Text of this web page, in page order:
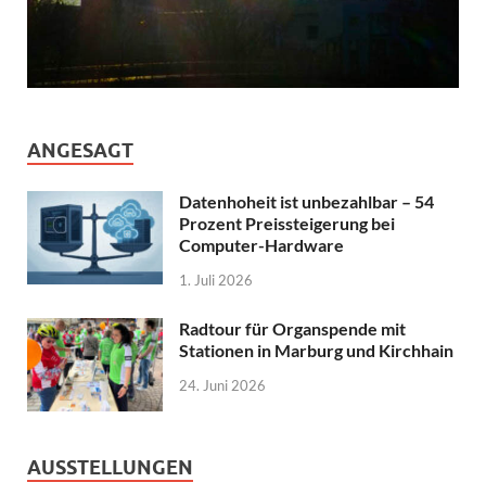
ANGESAGT
Datenhoheit ist unbezahlbar – 54
Prozent Preissteigerung bei
Computer-Hardware
1. Juli 2026
Radtour für Organspende mit
Stationen in Marburg und Kirchhain
24. Juni 2026
AUSSTELLUNGEN